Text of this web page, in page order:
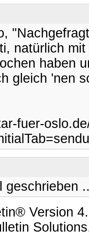
natürlich
haben
gleich 'nen
fuer-
geschrieben
Version